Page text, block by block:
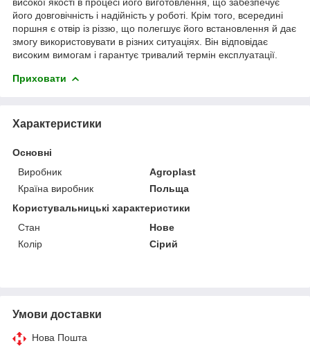
його довговічність і надійність у роботі. Крім того, всередині
поршня є отвір із різзю, що полегшує його встановлення й дає
змогу використовувати в різних ситуаціях. Він відповідає
високим вимогам і гарантує тривалий термін експлуатації.
Приховати
Характеристики
Основні
Виробник
Agroplast
Країна виробник
Польща
Користувальницькі характеристики
Стан
Нове
Колір
Сірий
Умови доставки
Нова Пошта